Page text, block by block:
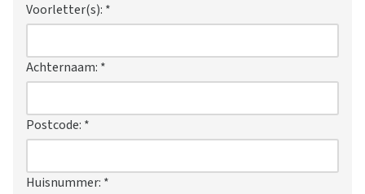
Voorletter(s): *
Achternaam: *
Postcode: *
Huisnummer: *